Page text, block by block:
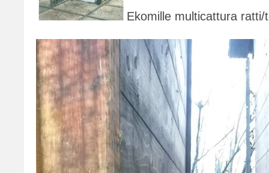
Ekomille multicattura